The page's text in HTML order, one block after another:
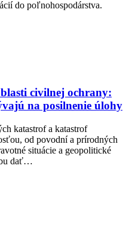
do poľnohospodárstva.
civilnej ochrany:
na posilnenie úlohy
katastrof a katastrof
od povodní a prírodných
situácie a geopolitické
dať…